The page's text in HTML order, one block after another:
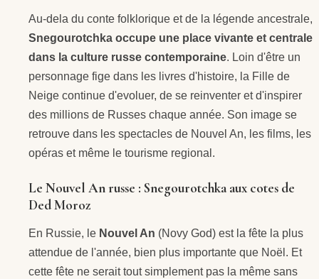
Au-dela du conte folklorique et de la légende ancestrale,
Snegourotchka occupe une place vivante et centrale
dans la culture russe contemporaine. Loin d'être un
personnage fige dans les livres d'histoire, la Fille de
Neige continue d'evoluer, de se reinventer et d'inspirer
des millions de Russes chaque année. Son image se
retrouve dans les spectacles de Nouvel An, les films, les
opéras et même le tourisme regional.
Le Nouvel An russe : Snegourotchka aux cotes de
Ded Moroz
En Russie, le Nouvel An (Novy God) est la fête la plus
attendue de l'année, bien plus importante que Noël. Et
cette fête ne serait tout simplement pas la même sans